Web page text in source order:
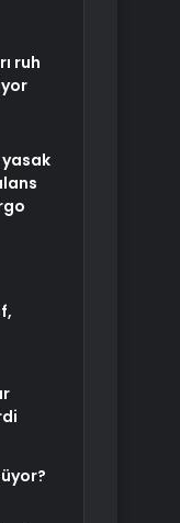
ruh
yasak